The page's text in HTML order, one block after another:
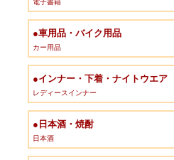
電子書籍
●車用品・バイク用品
カー用品
●インナー・下着・ナイトウエア
レディースインナー
●日本酒・焼酎
日本酒